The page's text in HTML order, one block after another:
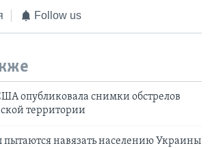
Follow us
опубликовала снимки обстрелов
территории
навязать населению Украины